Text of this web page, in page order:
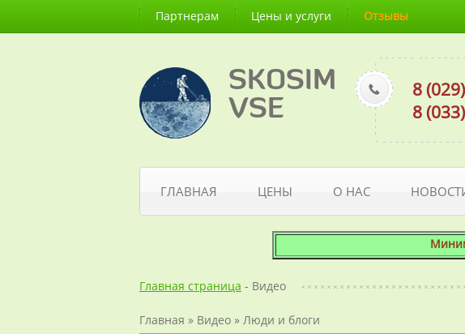
Партнерам Цены и услуги Отзывы
SKOSIM
VSE
8
8
ГЛАВНАЯ ЦЕНЫ О НАС
Главная страница - Видео
Главная » Видео » Люди и блоги